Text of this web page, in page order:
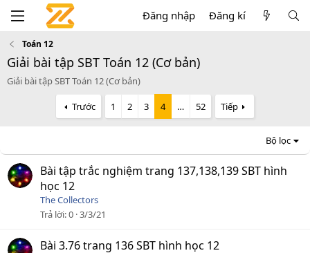
Đăng nhập Đăng kí
Toán 12
Giải bài tập SBT Toán 12 (Cơ bản)
Giải bài tập SBT Toán 12 (Cơ bản)
Trước 1 2 3 4 … 52 Tiếp
Bộ lọc
Bài tập trắc nghiệm trang 137,138,139 SBT hình
học 12
The Collectors
Trả lời 0 3/3/21
Bài 3.76 trang 136 SBT hình học 12